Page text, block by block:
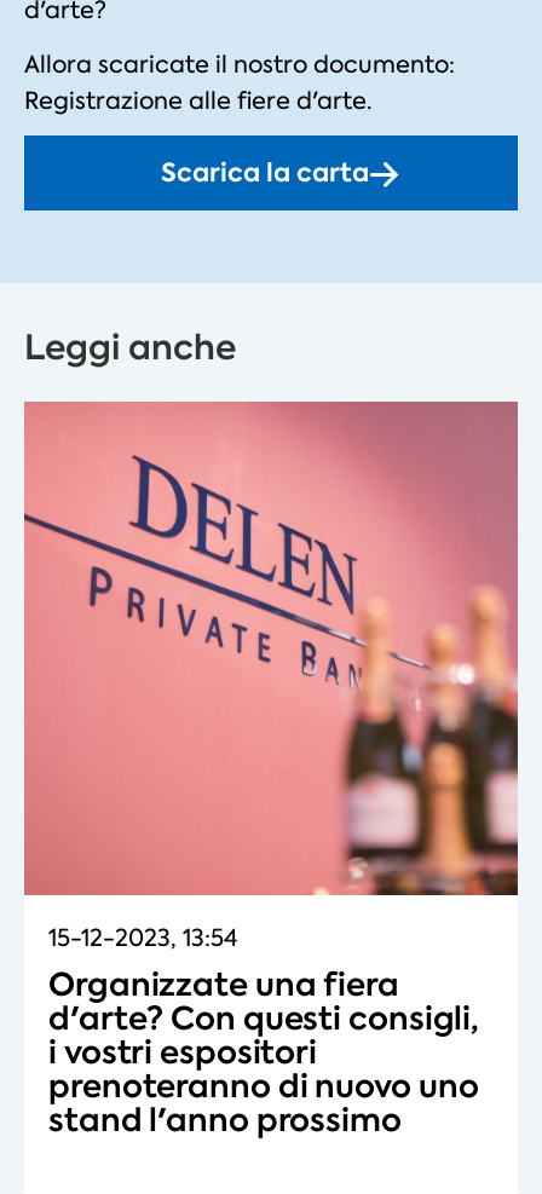
d'arte?
Allora scaricate il nostro documento:
Registrazione alle fiere d'arte.
Scarica la carta
Leggi anche
15-12-2023, 13:54
Organizzate una fiera
d'arte? Con questi consigli,
i vostri espositori
prenoteranno di nuovo uno
stand l'anno prossimo